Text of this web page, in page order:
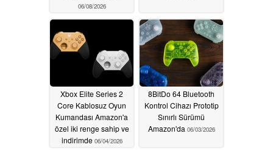
06/08/2026
Xbox Elite Series 2
Core Kablosuz Oyun
Kumandası Amazon'a
özel iki renge sahip ve
indirimde 06/04/2026
8BitDo 64 Bluetooth
Kontrol Cihazı Prototip
Sınırlı Sürümü
Amazon'da 06/03/2026